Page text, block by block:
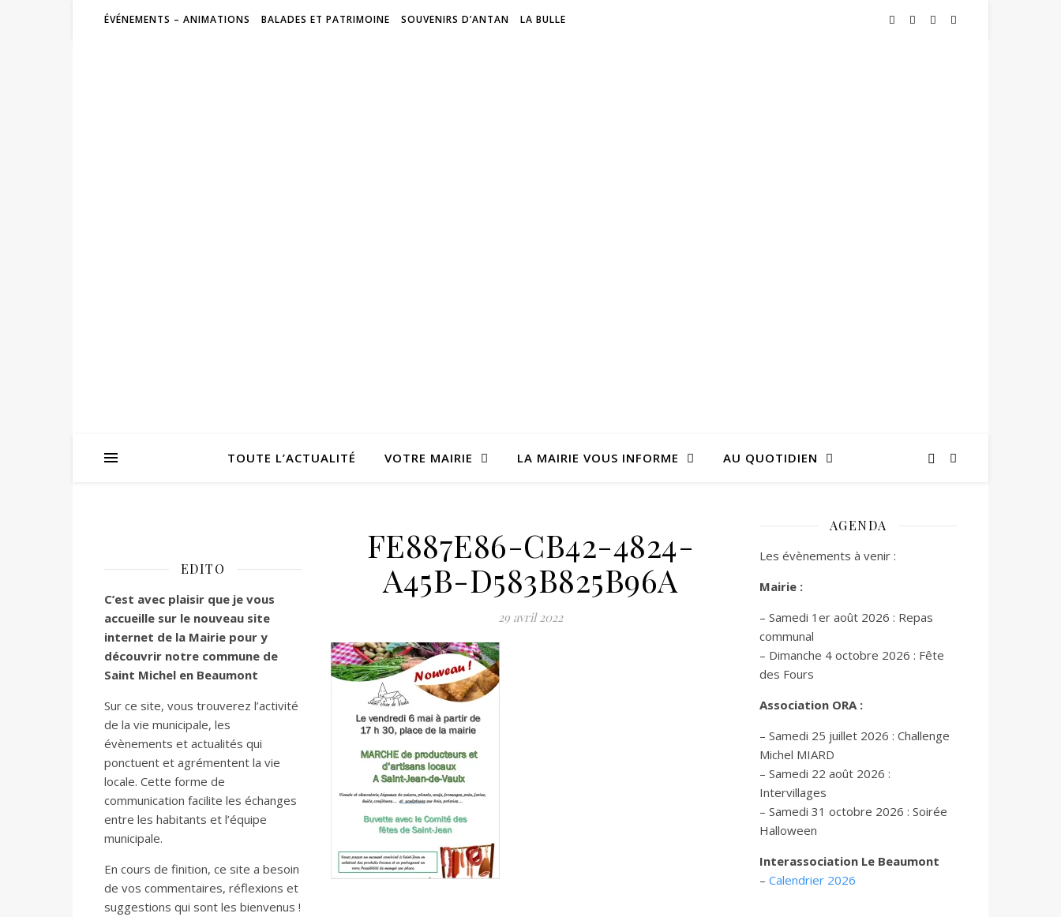
ÉVÉNEMENTS – ANIMATIONS BALADES ET PATRIMOINE SOUVENIRS D’ANTAN LA BULLE
TOUTE L’ACTUALITÉ VOTRE MAIRIE LA MAIRIE VOUS INFORME AU QUOTIDIEN
EDITO
C’est avec plaisir que je vous
accueille sur le nouveau site
internet de la Mairie pour y
découvrir notre commune de
Saint Michel en Beaumont
Sur ce site, vous trouverez l’activité
de la vie municipale, les
évènements et actualités qui
ponctuent et agrémentent la vie
locale. Cette forme de
communication facilite les échanges
entre les habitants et l’équipe
municipale.
En cours de finition, ce site a besoin
de vos commentaires, réflexions et
suggestions qui sont les bienvenus !
FE887E86-CB42-4824-
A45B-D583B825B96A
29 avril 2022
AGENDA
Les évènements à venir :
Mairie :
– Samedi 1er août 2026 : Repas
communal
– Dimanche 4 octobre 2026 : Fête
des Fours
Association ORA :
– Samedi 25 juillet 2026 : Challenge
Michel MIARD
– Samedi 22 août 2026 :
Intervillages
– Samedi 31 octobre 2026 : Soirée
Halloween
Interassociation Le Beaumont
– Calendrier 2026